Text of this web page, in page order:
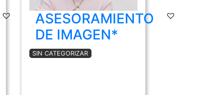
ASESORAMIENTO
DE IMAGEN*
SIN CATEGORIZAR